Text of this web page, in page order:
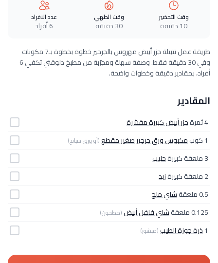
وقت التحضير
10 دقيقة
وقت الطهي
30 دقيقة
عدد الافراد
6 أفراد
طريقة عمل تتبيلة جزر أبيض مهروس بالجرجير خطوة بخطوة بـ7 مكونات
وفي 30 دقيقة فقط. وصفة سهلة ومجرّبة من مطبخ دلوقتي تكفي 6
أفراد، بمقادير دقيقة وخطوات واضحة.
المقادير
4 ثمرة
جزر أبيض كبيرة مقشرة
1 كوب
مكبوس ورق جرجير صغير مقطع(أو ورق سبانخ)
3 ملعقة كبيرة
حليب
2 ملعقة كبيرة
زبد
0.5 ملعقة
شاي ملح
0.125 ملعقة
شاي فلفل أبيض(مطحون)
1ذرة جوزة الطيب(مبشور)